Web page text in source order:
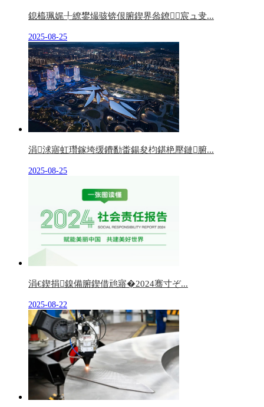
鎴橀珮娓╀繚鐢熶骇锛佷腑鍥界叅鐐宸ュ叏...
2025-08-25
涓浗寤虹瓚鎵垮缓鐨勫畨鍚夋枃鍖栬壓鏈腑...
2025-08-25
涓€鍥捐鎳備腑鍥借兘寤�2024骞寸ぞ...
2025-08-22